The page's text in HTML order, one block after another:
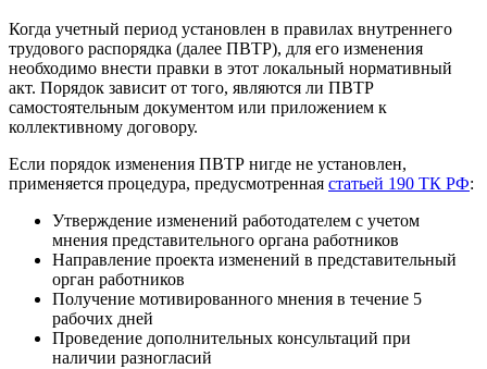
Когда учетный период установлен в правилах внутреннего
трудового распорядка (далее ПВТР), для его изменения
необходимо внести правки в этот локальный нормативный
акт. Порядок зависит от того, являются ли ПВТР
самостоятельным документом или приложением к
коллективному договору.
Если порядок изменения ПВТР нигде не установлен,
применяется процедура, предусмотренная статьей 190 ТК РФ:
Утверждение изменений работодателем с учетом
мнения представительного органа работников
Направление проекта изменений в представительный
орган работников
Получение мотивированного мнения в течение 5
рабочих дней
Проведение дополнительных консультаций при
наличии разногласий